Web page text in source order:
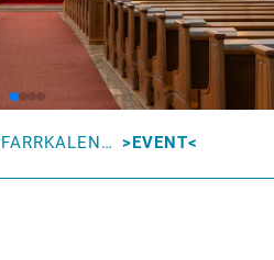
PFARRKALENDER EVENT